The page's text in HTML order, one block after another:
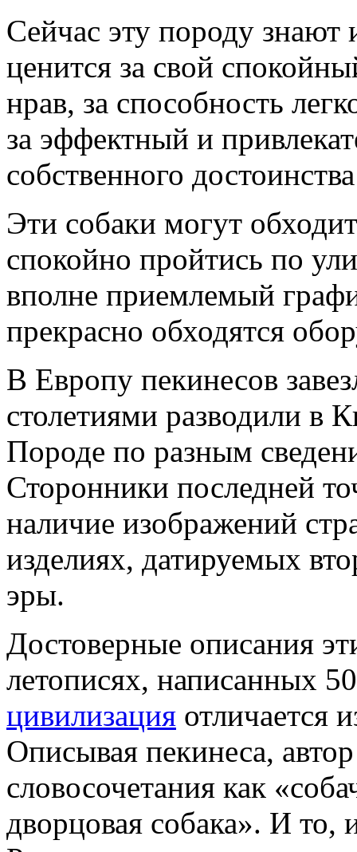
Сейчас эту породу
ценится за свой
нрав, за способность
за эффектный и
собственного
Эти собаки могут
спокойно пройтись по
вполне приемлемый
прекрасно обходятся
В Европу пекинесов
столетиями разводили в
Породе по разным
Сторонники последней
наличие изображений
изделиях, датируемых
эры.
Достоверные описания
летописях, написанных
цивилизация отличается
Описывая пекинеса,
словосочетания как
дворцовая собака». И то,